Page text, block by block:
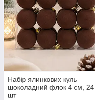
Набір ялинкових куль
шоколадний флок 4 см, 24
шт